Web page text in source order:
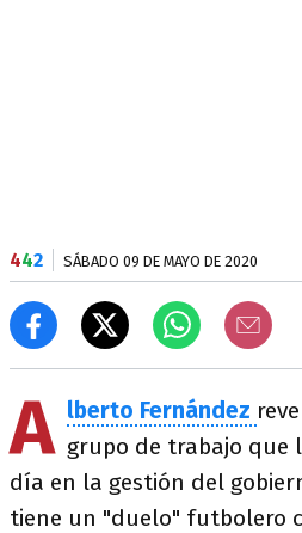
442 SÁBADO 09 DE MAYO DE 2020
A lberto Fernández
grupo de trabajo que
día en la gestión del
tiene un "duelo" futbolero